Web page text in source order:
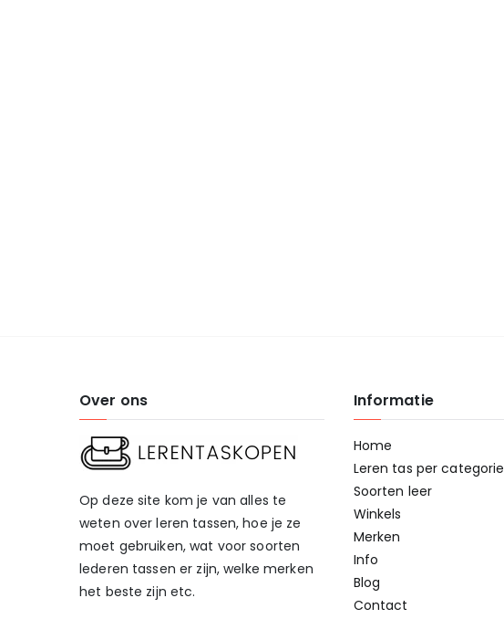
Over ons
Op deze site kom je van alles te
weten over leren tassen, hoe je ze
moet gebruiken, wat voor soorten
lederen tassen er zijn, welke merken
het beste zijn etc.
Informatie
Home
Leren tas per categorie
Soorten leer
Winkels
Merken
Info
Blog
Contact